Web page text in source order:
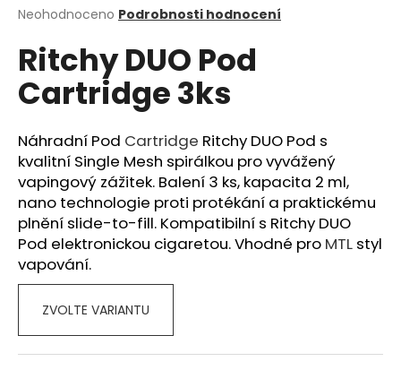
Průměrné
produktu
je
0,0
z
hvězdiček.
Neohodnoceno Podrobnosti hodnocení
Ritchy DUO Pod
Cartridge 3ks
Náhradní Pod Cartridge Ritchy DUO Pod s
kvalitní Single Mesh spirálkou pro vyvážený
vapingový zážitek. Balení 3 ks, kapacita 2 ml,
nano technologie proti protékání a praktickému
plnění slide-to-fill. Kompatibilní s Ritchy DUO
Pod elektronickou cigaretou. Vhodné pro MTL styl
vapování.
ZVOLTE VARIANTU
a
j
í
t
HLEDAT
D